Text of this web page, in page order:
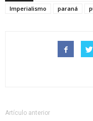
Imperialismo
paraná
Artículo anterior